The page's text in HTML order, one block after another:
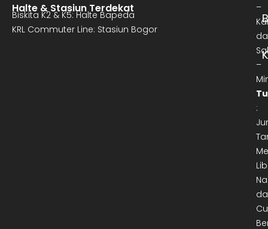
Halte & Stasiun Terdekat
Biskita K2 & K5: Halte Bapeda
KRL Commuter Line: Stasiun Bogor
–
–
: